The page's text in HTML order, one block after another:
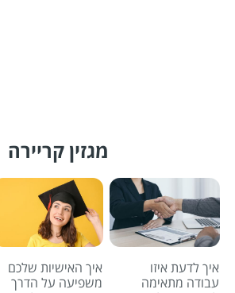
מגזין קריירה
איך לדעת איזו
עבודה מתאימה
איך האישיות שלכם
משפיעה על הדרך